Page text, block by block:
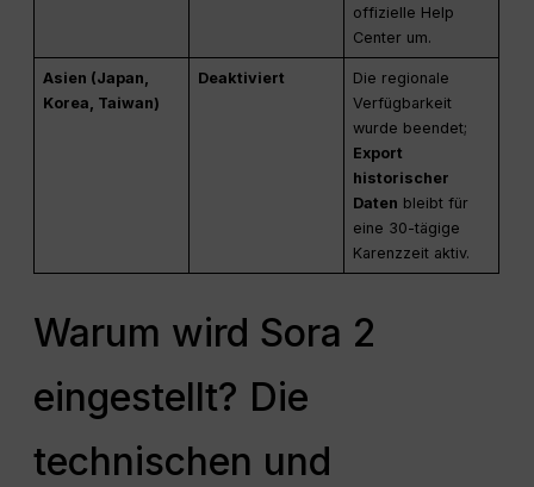
offizielle Help
Center um.
Asien (Japan,
Korea, Taiwan)
Deaktiviert
Die regionale
Verfügbarkeit
wurde beendet;
Export
historischer
Daten bleibt für
eine 30-tägige
Karenzzeit aktiv.
Warum wird Sora 2
eingestellt? Die
technischen und